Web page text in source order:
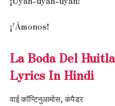
¡’Ámonos!
La Boda Del
Lyrics In Hindi
वाई कॉन्टिनुआमोस, कंपैडर